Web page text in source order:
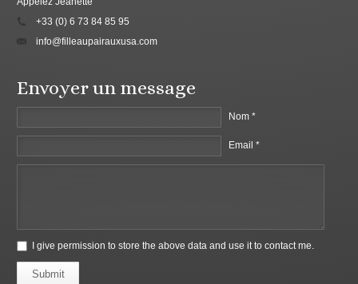
+33 (0) 6 73 84 85 95
info@filleaupairauxusa.com
Envoyer un message
Nom *
Email *
I give permission to store the above data and use it to contact me.
Submit